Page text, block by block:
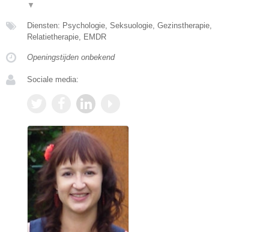
▼
Diensten: Psychologie, Seksuologie, Gezinstherapie,
Relatietherapie, EMDR
Openingstijden onbekend
Sociale media: